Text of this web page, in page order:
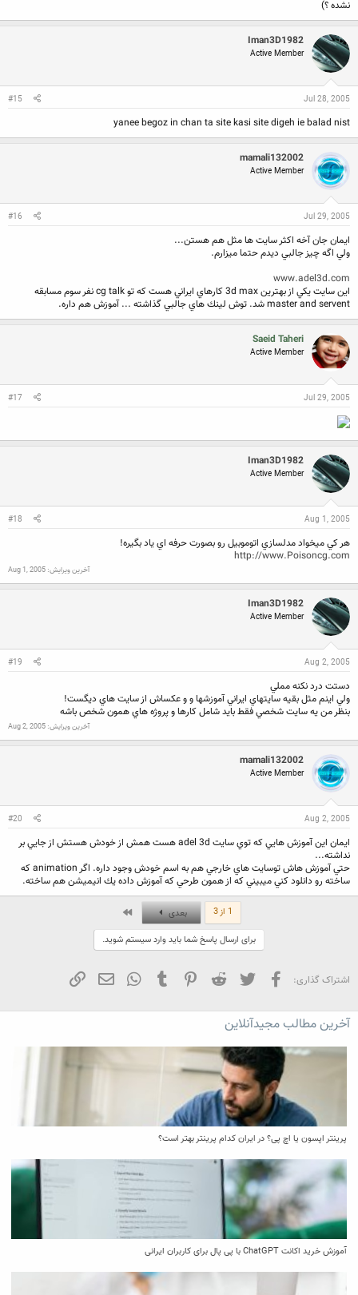
نشده ؟)
Iman3D1982
Active Member
Jul 28, 2005
#15
yanee begoz in chan ta site kasi site digeh ie balad nist
mamali132002
Active Member
Jul 29, 2005
#16
ايمان جان آخه اكثر سايت ها مثل هم هستن...
ولي اگه چيز جالبي ديدم حتما ميزارم.
www.adel3d.com
اين سايت يكي از بهترين 3d max كارهاي ايراني هست كه تو cg talk نفر سوم مسابقه
master and servent شد. توش لينك هاي جالبي گذاشته ... آموزش هم داره.
Saeid Taheri
Active Member
Jul 29, 2005
#17
Iman3D1982
Active Member
Aug 1, 2005
#18
هر كي ميخواد مدلسازي اتوموبيل رو بصورت حرفه اي ياد بگيره!
http://www.Poisoncg.com
آخرین ویرایش: Aug 1, 2005
Iman3D1982
Active Member
Aug 2, 2005
#19
دستت درد نكنه مملي
ولي اينم مثل بقيه سايتهاي ايراني آموزشها و و عكساش از سايت هاي ديگست!
بنظر من يه سايت شخصي فقط بايد شامل كارها و پروژه هاي همون شخص باشه
آخرین ویرایش: Aug 2, 2005
mamali132002
Active Member
Aug 2, 2005
#20
ايمان اين آموزش هايي كه توي سايت adel 3d هست همش از خودش هستش از جايي بر
نداشته...
حتي آموزش هاش توسايت هاي خارجي هم به اسم خودش وجود داره. اگر animation كه
ساخته رو دانلود كني ميبيني كه از همون طرحي كه آموزش داده يك انيميشن هم ساخته.
1 از 3 بعدی
برای ارسال پاسخ شما باید وارد سیستم شوید.
اشتراک گذاری: فیسبوک تویتر Reddit
Pinterest
Tumblr
WhatsApp
ایمیل
آخرین مطالب مجیدآنلاین
پرینتر اپسون یا اچ پی؟ در ایران کدام پرینتر بهتر است؟
آموزش خرید اکانت ChatGPT با پی پال برای کاربران ایرانی